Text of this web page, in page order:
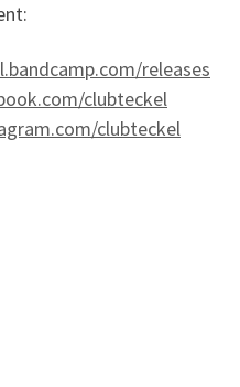
releases
clubteckel
clubteckel